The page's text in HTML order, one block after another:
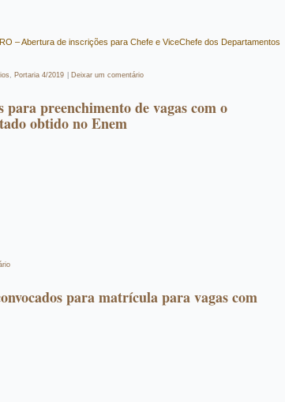
– Abertura de inscrições para Chefe e ViceChefe dos Departamentos
, Portaria 4/2019 Deixar um comentário
preenchimento de vagas com o
obtido no Enem
para matrícula para vagas com